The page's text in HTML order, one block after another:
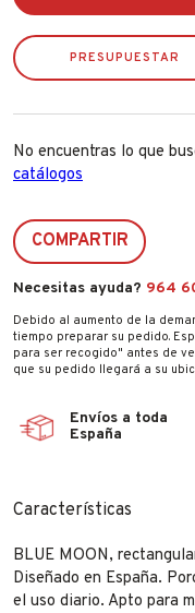
Moon
Bidasoa
cantidad
PRESUPUESTAR
No encuentras lo que
catálogos
COMPARTIR
Necesitas ayuda? 964
Debido al aumento de la
tiempo preparar su pedido.
para ser recogido" antes de
que su pedido llegará a su
Envíos a toda
España
Características
BLUE MOON,
Diseñado en España.
el uso diario. Apto para